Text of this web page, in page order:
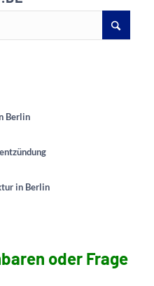
Berlin
in Berlin
oder Frage